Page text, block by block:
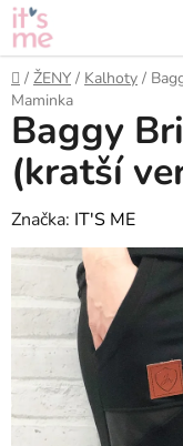
Přejít
na
obsah
Domů
/ ŽENY / Kalhoty /
Maminka
Baggy
(kratší
Značka: IT'S ME